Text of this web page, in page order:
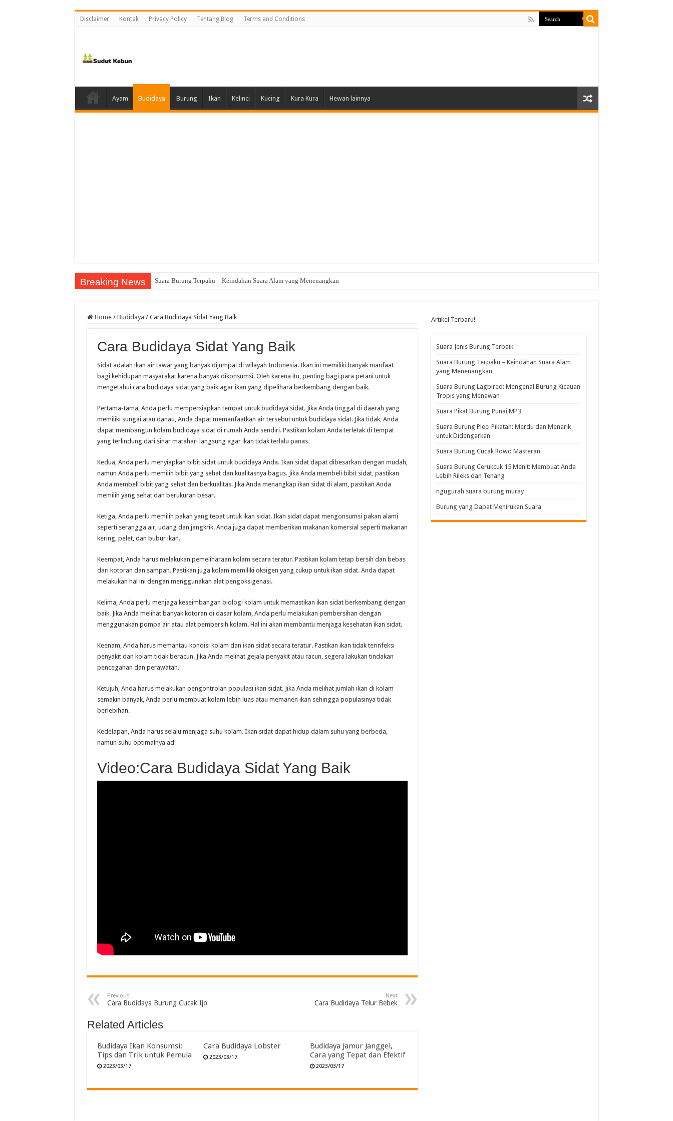
Disclaimer Kontak Privacy Policy Tentang Blog Terms and Conditions
Ayam Budidaya Burung Ikan Kelinci Kucing Kura Kura Hewan lainnya
Breaking News Suara Burung Terpaku – Keindahan Suara Alam yang Menenangkan
Home / Budidaya / Cara Budidaya Sidat Yang Baik
Cara Budidaya Sidat Yang Baik
Sidat adalah ikan air tawar yang banyak dijumpai di wilayah Indonesia. Ikan ini memiliki banyak manfaat
bagi kehidupan masyarakat karena banyak dikonsumsi. Oleh karena itu, penting bagi para petani untuk
mengetahui cara budidaya sidat yang baik agar ikan yang dipelihara berkembang dengan baik.
Pertama-tama, Anda perlu mempersiapkan tempat untuk budidaya sidat. Jika Anda tinggal di daerah yang
memiliki sungai atau danau, Anda dapat memanfaatkan air tersebut untuk budidaya sidat. Jika tidak, Anda
dapat membangun kolam budidaya sidat di rumah Anda sendiri. Pastikan kolam Anda terletak di tempat
yang terlindung dari sinar matahari langsung agar ikan tidak terlalu panas.
Kedua, Anda perlu menyiapkan bibit sidat untuk budidaya Anda. Ikan sidat dapat dibesarkan dengan mudah,
namun Anda perlu memilih bibit yang sehat dan kualitasnya bagus. Jika Anda membeli bibit sidat, pastikan
Anda membeli bibit yang sehat dan berkualitas. Jika Anda menangkap ikan sidat di alam, pastikan Anda
memilih yang sehat dan berukuran besar.
Ketiga, Anda perlu memilih pakan yang tepat untuk ikan sidat. Ikan sidat dapat mengonsumsi pakan alami
seperti serangga air, udang dan jangkrik. Anda juga dapat memberikan makanan komersial seperti makanan
kering, pelet, dan bubur ikan.
Keempat, Anda harus melakukan pemeliharaan kolam secara teratur. Pastikan kolam tetap bersih dan bebas
dari kotoran dan sampah. Pastikan juga kolam memiliki oksigen yang cukup untuk ikan sidat. Anda dapat
melakukan hal ini dengan menggunakan alat pengoksigenasi.
Kelima, Anda perlu menjaga keseimbangan biologi kolam untuk memastikan ikan sidat berkembang dengan
baik. Jika Anda melihat banyak kotoran di dasar kolam, Anda perlu melakukan pembersihan dengan
menggunakan pompa air atau alat pembersih kolam. Hal ini akan membantu menjaga kesehatan ikan sidat.
Keenam, Anda harus memantau kondisi kolam dan ikan sidat secara teratur. Pastikan ikan tidak terinfeksi
penyakit dan kolam tidak beracun. Jika Anda melihat gejala penyakit atau racun, segera lakukan tindakan
pencegahan dan perawatan.
Ketujuh, Anda harus melakukan pengontrolan populasi ikan sidat. Jika Anda melihat jumlah ikan di kolam
semakin banyak, Anda perlu membuat kolam lebih luas atau memanen ikan sehingga populasinya tidak
berlebihan.
Kedelapan, Anda harus selalu menjaga suhu kolam. Ikan sidat dapat hidup dalam suhu yang berbeda,
namun suhu optimalnya ad
Video:Cara Budidaya Sidat Yang Baik
Previous
Cara Budidaya Burung Cucak Ijo
Next
Cara Budidaya Telur Bebek
Related Articles
Budidaya Ikan Konsumsi:
Tips dan Trik untuk Pemula
2023/03/17
Cara Budidaya Lobster
2023/03/17
Budidaya Jamur Janggel,
Cara yang Tepat dan Efektif
2023/03/17
Artikel Terbaru!
Suara Jenis Burung Terbaik
Suara Burung Terpaku – Keindahan Suara Alam
yang Menenangkan
Suara Burung Lagbired: Mengenal Burung Kicauan
Tropis yang Menawan
Suara Pikat Burung Punai MP3
Suara Burung Pleci Pikatan: Merdu dan Menarik
untuk Didengarkan
Suara Burung Cucak Rowo Masteran
Suara Burung Cerukcuk 15 Menit: Membuat Anda
Lebih Rileks dan Tenang
ngugurah suara burung muray
Burung yang Dapat Menirukan Suara